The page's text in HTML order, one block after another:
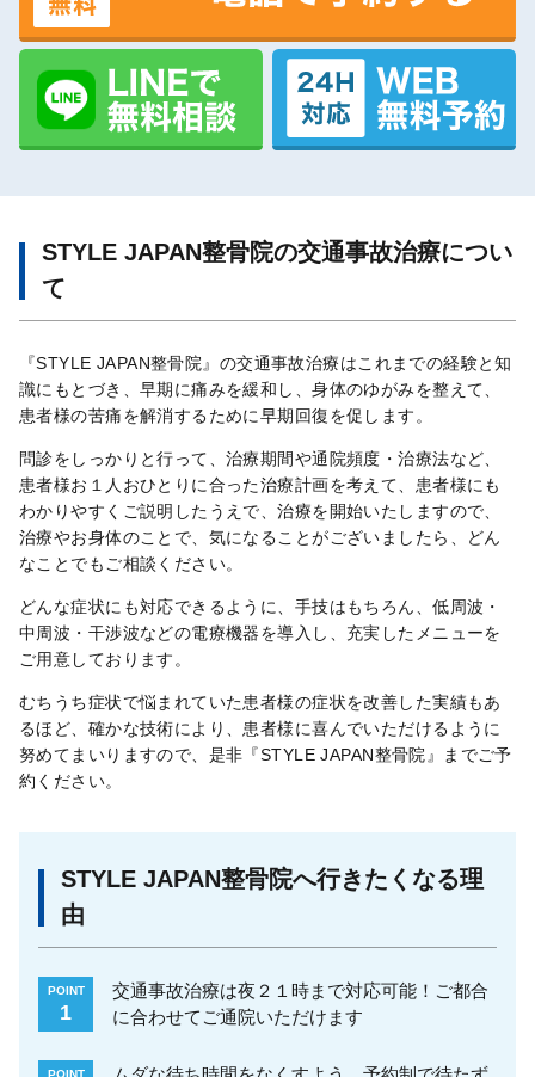
STYLE JAPAN整骨院の交通事故治療につい
て
『STYLE JAPAN整骨院』の交通事故治療はこれまでの経験と知
識にもとづき、早期に痛みを緩和し、身体のゆがみを整えて、
患者様の苦痛を解消するために早期回復を促します。
問診をしっかりと行って、治療期間や通院頻度・治療法など、
患者様お１人おひとりに合った治療計画を考えて、患者様にも
わかりやすくご説明したうえで、治療を開始いたしますので、
治療やお身体のことで、気になることがございましたら、どん
なことでもご相談ください。
どんな症状にも対応できるように、手技はもちろん、低周波・
中周波・干渉波などの電療機器を導入し、充実したメニューを
ご用意しております。
むちうち症状で悩まれていた患者様の症状を改善した実績もあ
るほど、確かな技術により、患者様に喜んでいただけるように
努めてまいりますので、是非『STYLE JAPAN整骨院』までご予
約ください。
STYLE JAPAN整骨院へ行きたくなる理
由
POINT
1
交通事故治療は夜２１時まで対応可能！ご都合
に合わせてご通院いただけます
POINT